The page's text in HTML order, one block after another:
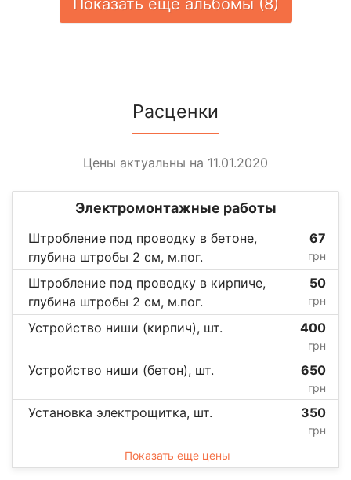
Показать еще альбомы (8)
Расценки
Цены актуальны на 11.01.2020
Электромонтажные работы
Штробление под проводку в бетоне,
глубина штробы 2 см, м.пог.
67
грн
Штробление под проводку в кирпиче,
глубина штробы 2 см, м.пог.
50
грн
Устройство ниши (кирпич), шт. 400
грн
Устройство ниши (бетон), шт. 650
грн
Установка электрощитка, шт. 350
грн
Показать еще цены